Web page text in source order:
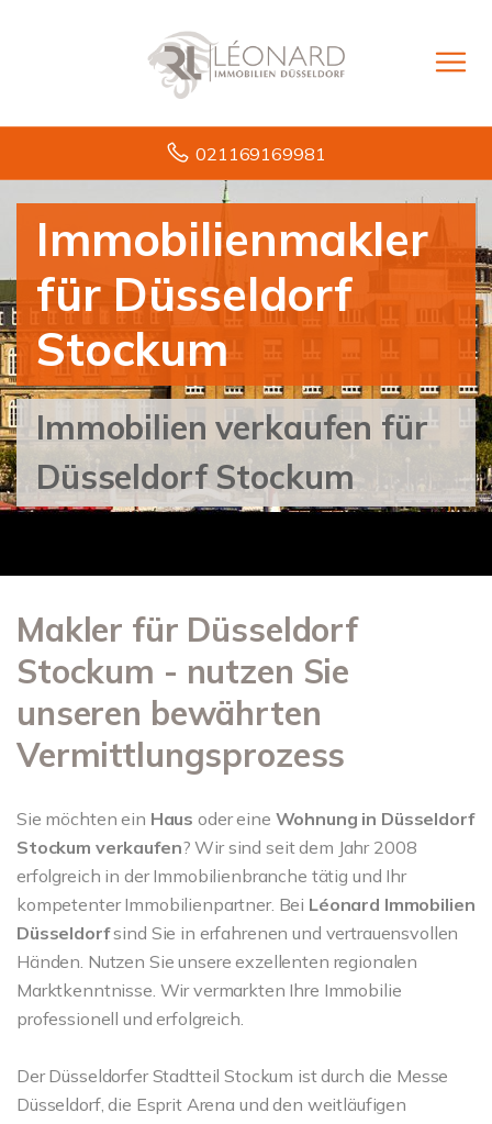
021169169981
Immobilienmakler
für Düsseldorf
Stockum
Immobilien verkaufen für
Düsseldorf Stockum
Makler für Düsseldorf
Stockum - nutzen Sie
unseren bewährten
Vermittlungsprozess
Sie möchten ein Haus oder eine Wohnung in Düsseldorf
Stockum verkaufen? Wir sind seit dem Jahr 2008
erfolgreich in der Immobilienbranche tätig und Ihr
kompetenter Immobilienpartner. Bei Léonard Immobilien
Düsseldorfsind Sie in erfahrenen und vertrauensvollen
Händen. Nutzen Sie unsere exzellenten regionalen
Marktkenntnisse. Wir vermarkten Ihre Immobilie
professionell und erfolgreich.
Der Düsseldorfer Stadtteil Stockum ist durch die Messe
Düsseldorf, die Esprit Arena und den weitläufigen